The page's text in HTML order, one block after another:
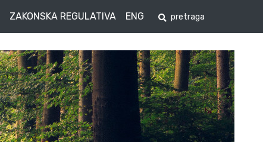
ZAKONSKA REGULATIVA ENG